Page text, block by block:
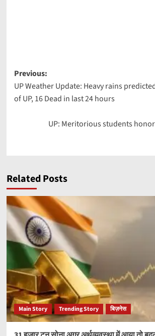
Post
navigation
Previous:
UP Weather Update: Heavy rains
of UP, 16 Dead in last 24 hours
UP: Meritorious students
Related Posts
Main Story Trending Story बिज़नेस